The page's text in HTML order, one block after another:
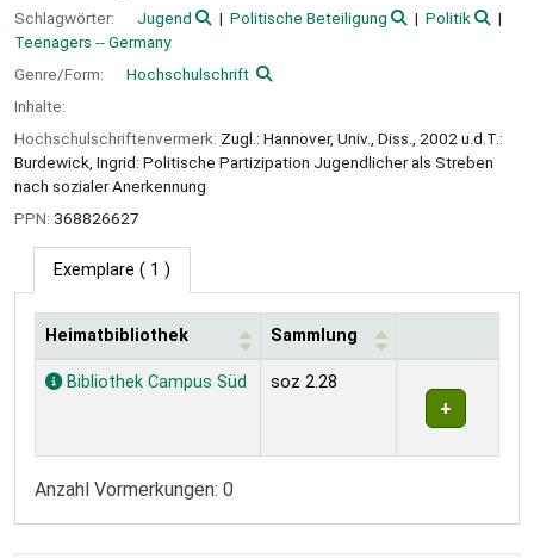
Schlagwörter:
Jugend Politische Beteiligung
Politik
Teenagers -- Germany
Genre/Form:
Hochschulschrift
Inhalte:
Hochschulschriftenvermerk: Zugl.: Hannover, Univ., Diss., 2002 u.d.T.:
Burdewick, Ingrid: Politische Partizipation Jugendlicher als Streben
nach sozialer Anerkennung
PPN: 368826627
Exemplare ( 1 )
Exemplare
Heimatbibliothek Sammlung
Bibliothek Campus Süd soz 2.28
Anzahl Vormerkungen: 0